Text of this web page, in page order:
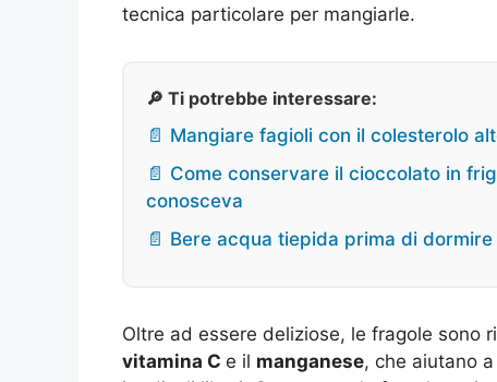
tecnica particolare per mangiarle.
🔎 Ti potrebbe interessare:
📄 Mangiare fagioli con il colesterolo
📄 Come conservare il cioccolato in
conosceva
📄 Bere acqua tiepida prima di
Oltre ad essere deliziose, le fragole sono
vitamina C e il manganese, che aiutano